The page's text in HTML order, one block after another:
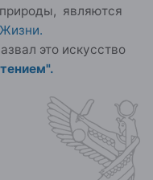
являются
это искусство